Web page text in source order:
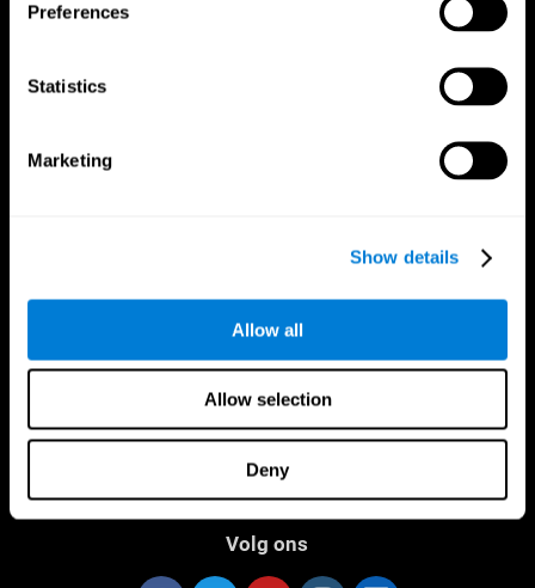
Preferences
Statistics
Marketing
Show details
Allow all
Allow selection
Deny
Volg ons